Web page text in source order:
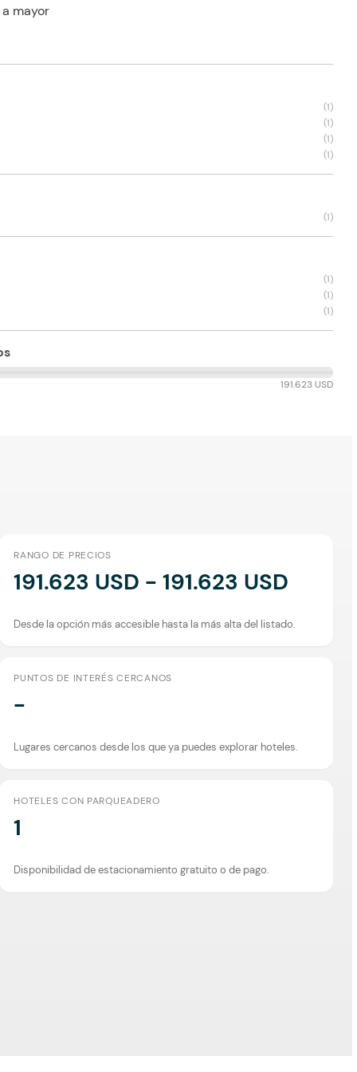
mayor
(1)
(1)
(1)
(1)
(1)
(1)
(1)
(1)
191.623 USD
RANGO DE PRECIOS
191.623 USD - 191.623 USD
Desde la opción más accesible hasta la más alta del listado.
PUNTOS DE INTERÉS CERCANOS
-
Lugares cercanos desde los que ya puedes explorar hoteles.
HOTELES CON PARQUEADERO
1
Disponibilidad de estacionamiento gratuito o de pago.